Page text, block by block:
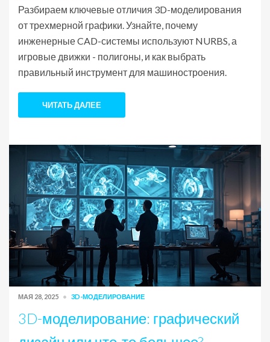
Разбираем ключевые отличия 3D-моделирования
от трехмерной графики. Узнайте, почему
инженерные CAD-системы используют NURBS, а
игровые движки - полигоны, и как выбрать
правильный инструмент для машиностроения.
ЧИТАТЬ ДАЛЕЕ
МАЯ 28, 2025 3D-МОДЕЛИРОВАНИЕ
3D-моделирование: графический